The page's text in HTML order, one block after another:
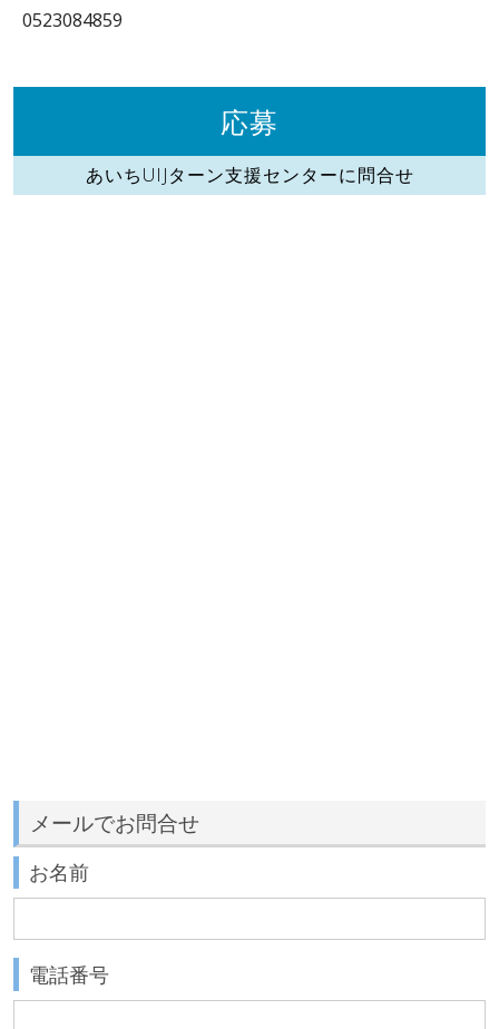
0523084859
応募
あいちUIJターン支援センターに問合せ
メールでお問合せ
お名前
電話番号